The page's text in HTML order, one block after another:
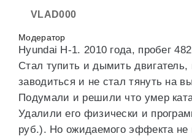
VLAD000
Модератор
Hyundai H-1. 2010 года, пробег
Стал тупить и дымить двигатель,
заводиться и не стал тянуть на
Подумали и решили что умер
Удалили его физически и
руб.). Но ожидаемого эффекта не